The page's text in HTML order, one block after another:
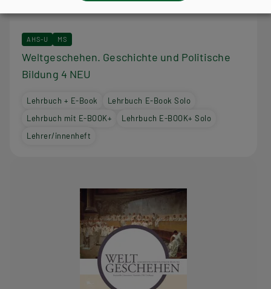
AHS-U MS
Weltgeschehen. Geschichte und Politische
Bildung 4 NEU
Lehrbuch + E-Book
Lehrbuch E-Book Solo
Lehrbuch mit E-BOOK+
Lehrbuch E-BOOK+ Solo
Lehrer/innenheft